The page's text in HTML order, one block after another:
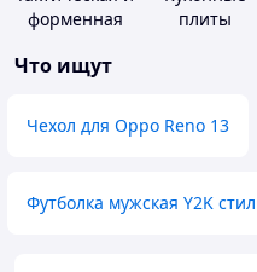
форменная
плиты
Что ищут
Чехол для Oppo Reno 13
Футболка мужская Y2K